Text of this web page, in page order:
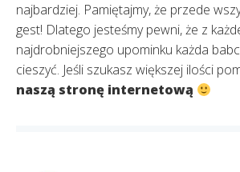
najbardziej. Pamiętajmy, że przede
gest! Dlatego jesteśmy pewni, że z
najdrobniejszego upominku każda
cieszyć. Jeśli szukasz większej ilości
naszą stronę internetową